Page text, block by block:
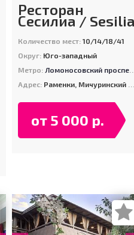
Ресторан
Сесилиа /
Количество мест: 10/14/18/41
Округ: Юго-западный
Метро: Ломоносовский проспект
Адрес: Раменки, Мичуринский проспект, дом 16
от 5 000 р.